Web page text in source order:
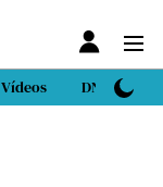
Vídeos DN Sport